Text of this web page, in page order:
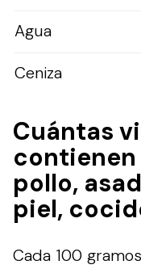
Agua
Ceniza
Cuántas
contienen
pollo,
piel,
Cada 100